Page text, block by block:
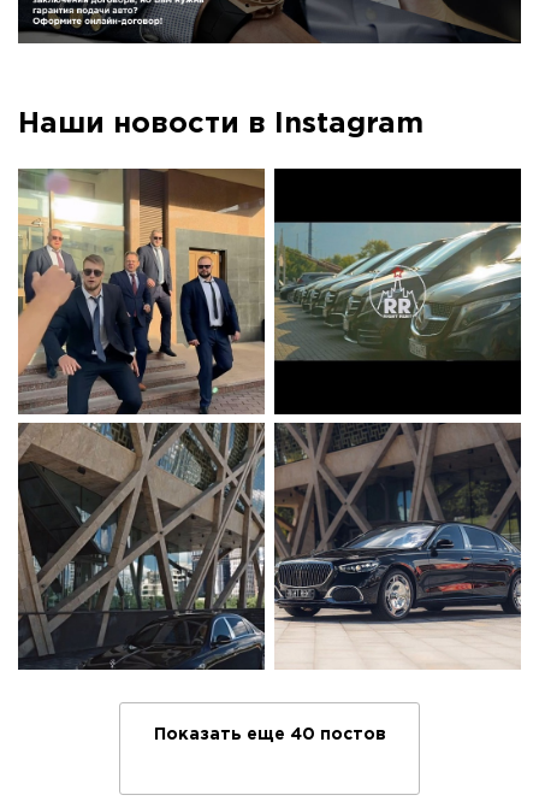
Наши новости в Instagram
Показать еще 40 постов